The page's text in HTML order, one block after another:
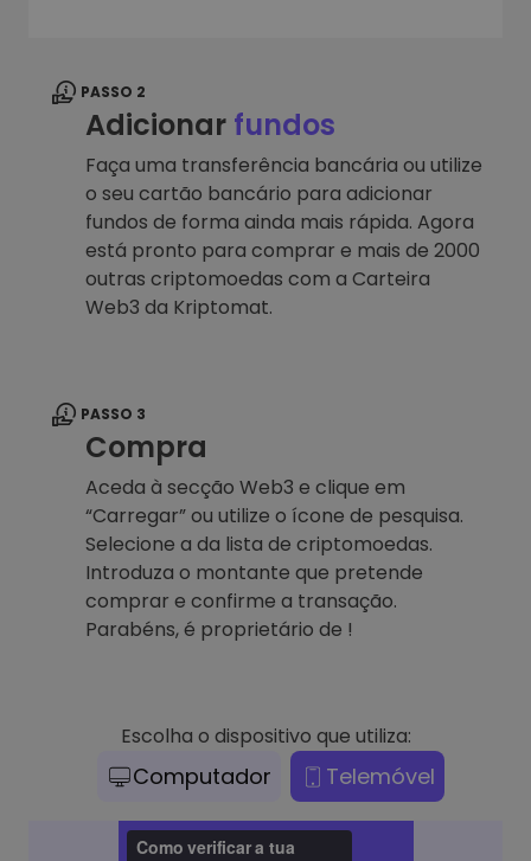
PASSO 2
Adicionar fundos
Faça uma transferência bancária ou utilize
o seu cartão bancário para adicionar
fundos de forma ainda mais rápida. Agora
está pronto para comprar e mais de 2000
outras criptomoedas com a Carteira
Web3 da Kriptomat.
PASSO 3
Compra
Aceda à secção Web3 e clique em
“Carregar” ou utilize o ícone de pesquisa.
Selecione a da lista de criptomoedas.
Introduza o montante que pretende
comprar e confirme a transação.
Parabéns, é proprietário de !
Escolha o dispositivo que utiliza:
Computador Telemóvel